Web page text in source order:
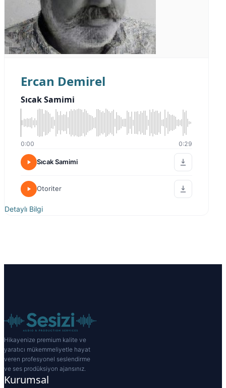
Ercan Demirel
Sıcak Samimi
0:00 0:29
Sıcak Samimi
Otoriter
Detaylı Bilgi
Hikayenize premium kalite ve
yaratıcı mükemmeliyetle hayat
veren profesyonel seslendirme
ve ses prodüksiyon ajansınız.
Kurumsal